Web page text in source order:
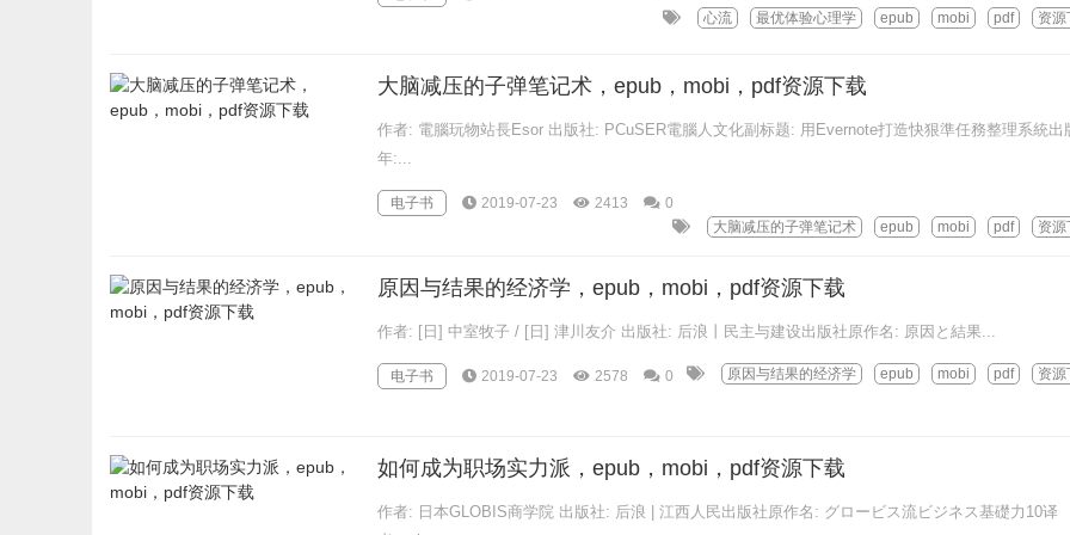
心流
最优体验心理学 epub mobi pdf 资源
大脑减压的子弹笔记术，epub，mobi，pdf资源下载
作者: 電腦玩物站長Esor 出版社: PCuSER電腦人文化副标题: 用Evernote打造快狠準任務整理系統出
年:...
电子书 2019-07-23 2413
0
大脑减压的子弹笔记术
epub mobi pdf 资源
原因与结果的经济学，epub，mobi，pdf资源下载
作者: [日] 中室牧子 / [日] 津川友介 出版社: 后浪丨民主与建设出版社原作名: 原因と結果...
电子书 2019-07-23 2578 0 原因与结果的经济学 epub mobi pdf 资源
如何成为职场实力派，epub，mobi，pdf资源下载
作者: 日本GLOBIS商学院 出版社: 后浪 | 江西人民出版社原作名: グロービス流ビジネス基礎力10译